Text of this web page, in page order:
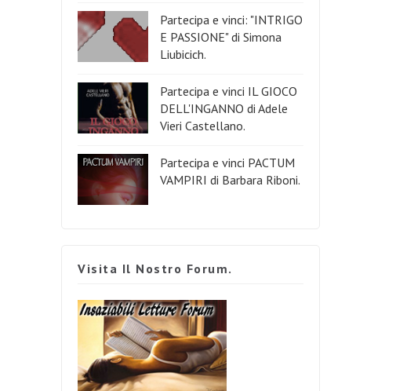
Partecipa e vinci: "INTRIGO
E PASSIONE" di Simona
Liubicich.
Partecipa e vinci IL GIOCO
DELL'INGANNO di Adele
Vieri Castellano.
Partecipa e vinci PACTUM
VAMPIRI di Barbara Riboni.
Visita Il Nostro Forum.